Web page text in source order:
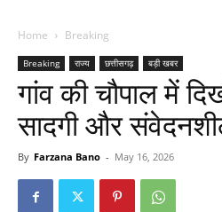
Home Breaking
Breaking राज्य छत्तीसगढ़ बड़ी खबर
गांव की चौपाल में
सादगी और
By Farzana Bano - May 16, 2026